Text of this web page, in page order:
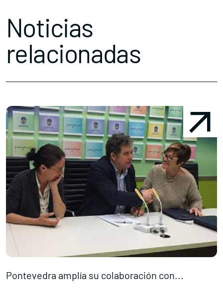
Noticias
relacionadas
Pontevedra amplía su colaboración con...